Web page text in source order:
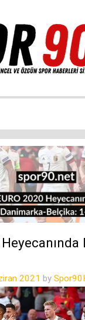
2021 by